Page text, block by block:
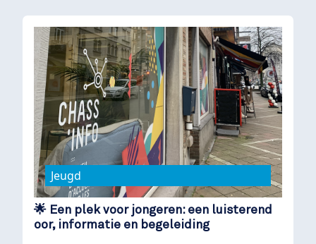
Jeugd
🌟 Een plek voor jongeren: een luisterend
oor, informatie en begeleiding